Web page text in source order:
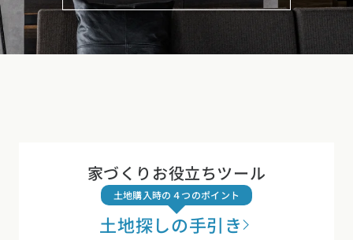
家づくりお役立ちツール
土地購入時の４つのポイント
土地探しの手引き